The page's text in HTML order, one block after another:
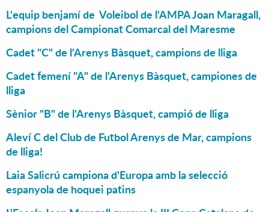
L'equip benjamí de Voleibol de l'AMPA Joan Maragall,
campions del Campionat Comarcal del Maresme
Cadet "C" de l'Arenys Bàsquet, campions de lliga
Cadet femení "A" de l'Arenys Bàsquet, campiones de
lliga
Sènior "B" de l'Arenys Bàsquet, campió de lliga
Aleví C del Club de Futbol Arenys de Mar, campions
de lliga!
Laia Salicrú campiona d'Europa amb la selecció
espanyola de hoquei patins